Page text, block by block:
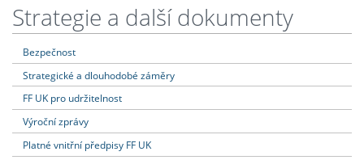
Strategie a další dokumenty
Bezpečnost
Strategické a dlouhodobé záměry
FF UK pro udržitelnost
Výroční zprávy
Platné vnitřní předpisy FF UK